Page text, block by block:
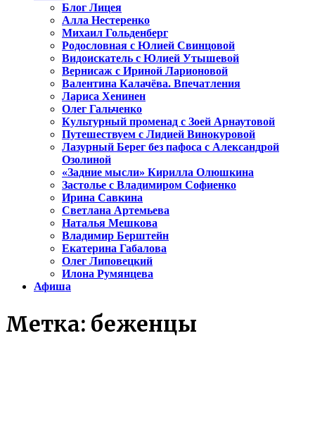
Блог Лицея
Алла Нестеренко
Михаил Гольденберг
Родословная с Юлией Свинцовой
Видоискатель с Юлией Утышевой
Вернисаж с Ириной Ларионовой
Валентина Калачёва. Впечатления
Лариса Хенинен
Олег Гальченко
Культурный променад с Зоей Арнаутовой
Путешествуем с Лидией Винокуровой
Лазурный Берег без пафоса с Александрой
Озолиной
«Задние мысли» Кирилла Олюшкина
Застолье с Владимиром Софиенко
Ирина Савкина
Светлана Артемьева
Наталья Мешкова
Владимир Берштейн
Екатерина Габалова
Олег Липовецкий
Илона Румянцева
Афиша
Метка: беженцы